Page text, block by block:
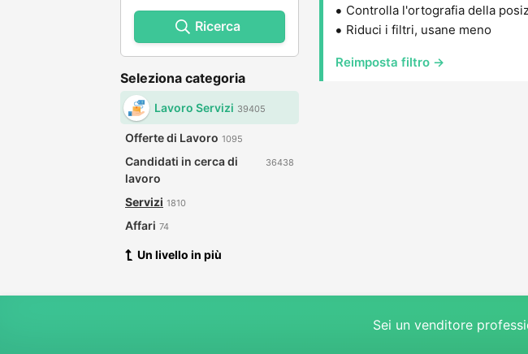
Ricerca
Seleziona categoria
Lavoro Servizi 39405
Offerte di Lavoro 1095
Candidati in cerca di
lavoro
36438
Servizi 1810
Affari 74
Un livello in più
Controlla l'ortografia della
Riduci i filtri, usane meno
Reimposta filtro →
Sei un venditore